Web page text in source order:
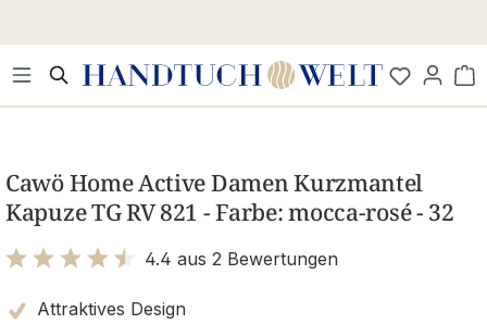
Cawö Home Active Damen Kurzmantel
Kapuze TG RV 821 - Farbe: mocca-rosé - 32
4.4 aus 2 Bewertungen
Attraktives Design